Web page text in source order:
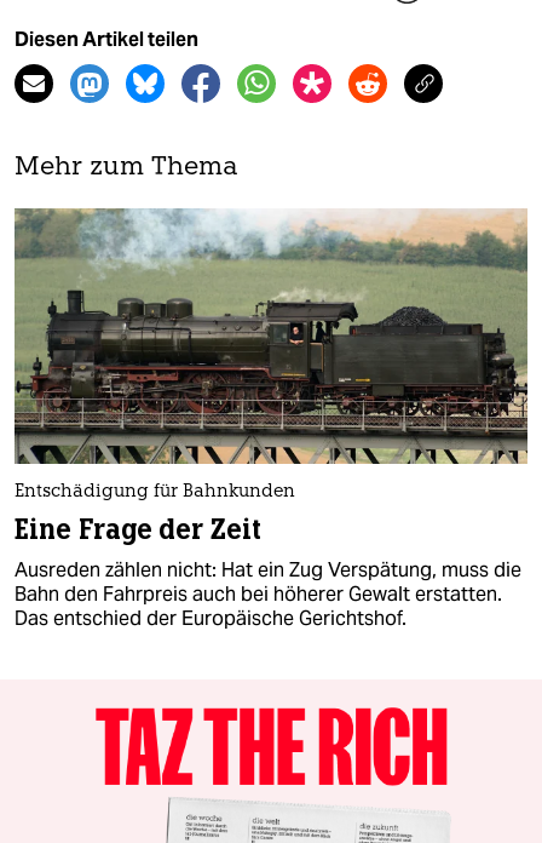
Diesen Artikel teilen
Mehr zum Thema
Entschädigung für Bahnkunden
Eine Frage der Zeit
Ausreden zählen nicht: Hat ein Zug Verspätung, muss die
Bahn den Fahrpreis auch bei höherer Gewalt erstatten.
Das entschied der Europäische Gerichtshof.